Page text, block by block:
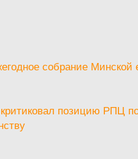
собрание
позицию РПЦ